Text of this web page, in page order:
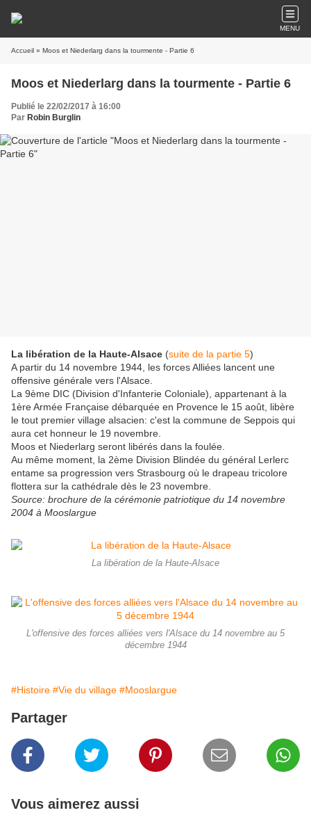
MENU
Accueil » Moos et Niederlarg dans la tourmente - Partie 6
Moos et Niederlarg dans la tourmente - Partie 6
Publié le 22/02/2017 à 16:00
Par Robin Burglin
La libération de la Haute-Alsace (suite de la partie 5)
A partir du 14 novembre 1944, les forces Alliées lancent une
offensive générale vers l'Alsace.
La 9ème DIC (Division d'Infanterie Coloniale), appartenant à la
1ère Armée Française débarquée en Provence le 15 août, libère
le tout premier village alsacien: c'est la commune de Seppois qui
aura cet honneur le 19 novembre.
Moos et Niederlarg seront libérés dans la foulée.
Au même moment, la 2ème Division Blindée du général Lerlerc
entame sa progression vers Strasbourg où le drapeau tricolore
flottera sur la cathédrale dès le 23 novembre.
Source: brochure de la cérémonie patriotique du 14 novembre
2004 à Mooslargue
La libération de la Haute-Alsace
L'offensive des forces alliées vers l'Alsace du 14 novembre au 5
décembre 1944
#Histoire #Vie du village #Mooslargue
Partager
Vous aimerez aussi